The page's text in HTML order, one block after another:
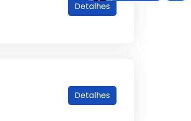
Detalhes
Detalhes